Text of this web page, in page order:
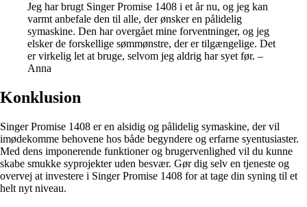
Jeg har brugt Singer Promise 1408 i et år nu, og jeg kan
varmt anbefale den til alle, der ønsker en pålidelig
symaskine. Den har overgået mine forventninger, og jeg
elsker de forskellige sømmønstre, der er tilgængelige. Det
er virkelig let at bruge, selvom jeg aldrig har syet før. –
Anna
Konklusion
Singer Promise 1408 er en alsidig og pålidelig symaskine, der vil
imødekomme behovene hos både begyndere og erfarne syentusiaster.
Med dens imponerende funktioner og brugervenlighed vil du kunne
skabe smukke syprojekter uden besvær. Gør dig selv en tjeneste og
overvej at investere i Singer Promise 1408 for at tage din syning til et
helt nyt niveau.